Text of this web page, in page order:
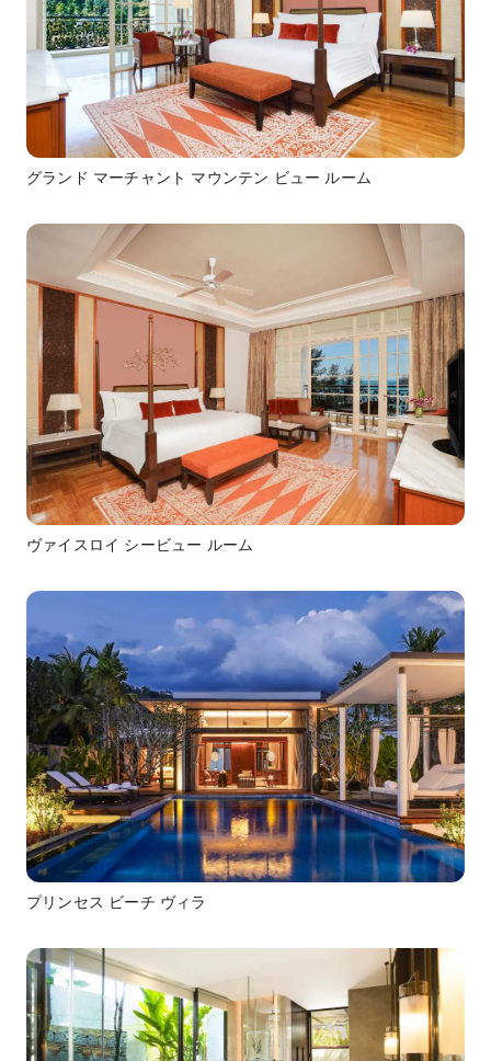
グランド マーチャント マウンテン ビュー ルーム
ヴァイスロイ シービュー ルーム
プリンセス ビーチ ヴィラ